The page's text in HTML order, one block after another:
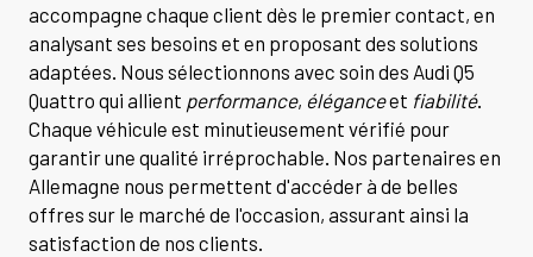
accompagne chaque client dès le premier contact, en
analysant ses besoins et en proposant des solutions
adaptées. Nous sélectionnons avec soin des Audi Q5
Quattro qui allient performance, éléganceet fiabilité.
Chaque véhicule est minutieusement vérifié pour
garantir une qualité irréprochable. Nos partenaires en
Allemagne nous permettent d'accéder à de belles
offres sur le marché de l'occasion, assurant ainsi la
satisfaction de nos clients.